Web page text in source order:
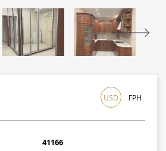
USD ГРН
41166